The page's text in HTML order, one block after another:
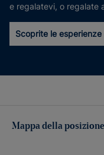
e regalatevi, o regalate
Scoprite le esperienze
Mappa della